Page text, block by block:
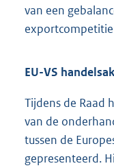
van een
EU-VS
Tijdens de Raad
van de
tussen de
gepresenteerd.